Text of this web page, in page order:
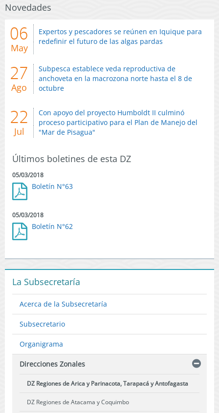
Novedades
06
May
Expertos y pescadores se reúnen en Iquique para
redefinir el futuro de las algas pardas
27
Ago
Subpesca establece veda reproductiva de
anchoveta en la macrozona norte hasta el 8 de
octubre
22
Jul
Con apoyo del proyecto Humboldt II culminó
proceso participativo para el Plan de Manejo del
"Mar de Pisagua"
Últimos boletines de esta DZ
05/03/2018
Boletín N°63
05/03/2018
Boletín N°62
La Subsecretaría
Acerca de la Subsecretaría
Subsecretario
Organigrama
Direcciones Zonales
DZ Regiones de Arica y Parinacota, Tarapacá y Antofagasta
DZ Regiones de Atacama y Coquimbo